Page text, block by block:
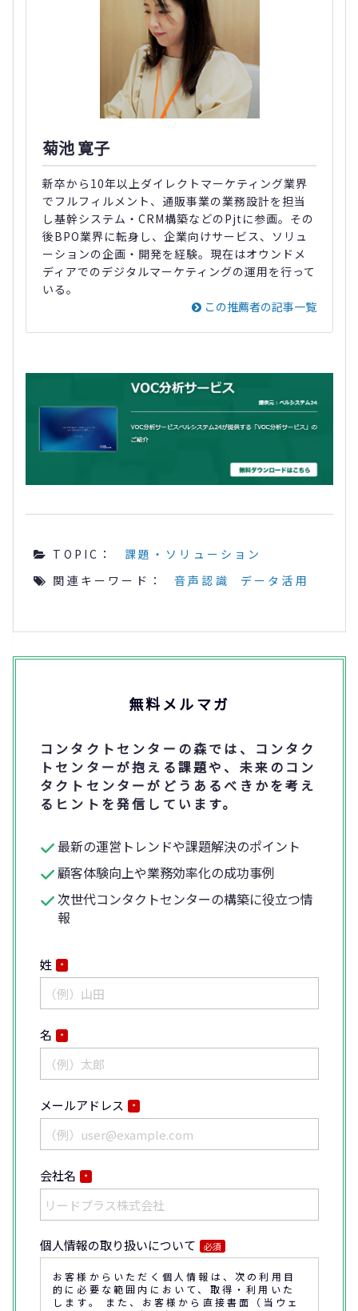
菊池 寛子
新卒から10年以上ダイレクトマーケティング業界
でフルフィルメント、通販事業の業務設計を担当
し基幹システム・CRM構築などのPjtに参画。その
後BPO業界に転身し、企業向けサービス、ソリュ
ーションの企画・開発を経験。現在はオウンドメ
ディアでのデジタルマーケティングの運用を行って
いる。
この推薦者の記事一覧
TOPIC：
課題・ソリューション
関連キーワード：
音声認識 データ活用
無料メルマガ
コンタクトセンターの森では、コンタク
トセンターが抱える課題や、未来のコン
タクトセンターがどうあるべきかを考え
るヒントを発信しています。
最新の運営トレンドや課題解決のポイント
顧客体験向上や業務効率化の成功事例
次世代コンタクトセンターの構築に役立つ情
報
姓 *
名 *
メールアドレス *
会社名 *
個人情報の取り扱いについて 必須
お客様からいただく個人情報は、次の利用目
的に必要な範囲内において、取得・利用いた
します。 また、お客様から直接書面（当ウェ